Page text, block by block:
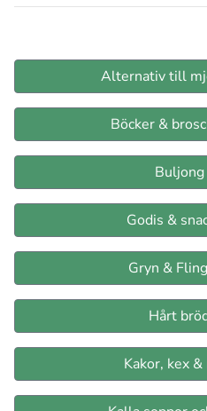
Alternativ till
Böcker &
Godis &
Gryn &
Hårt
Kakor, kex